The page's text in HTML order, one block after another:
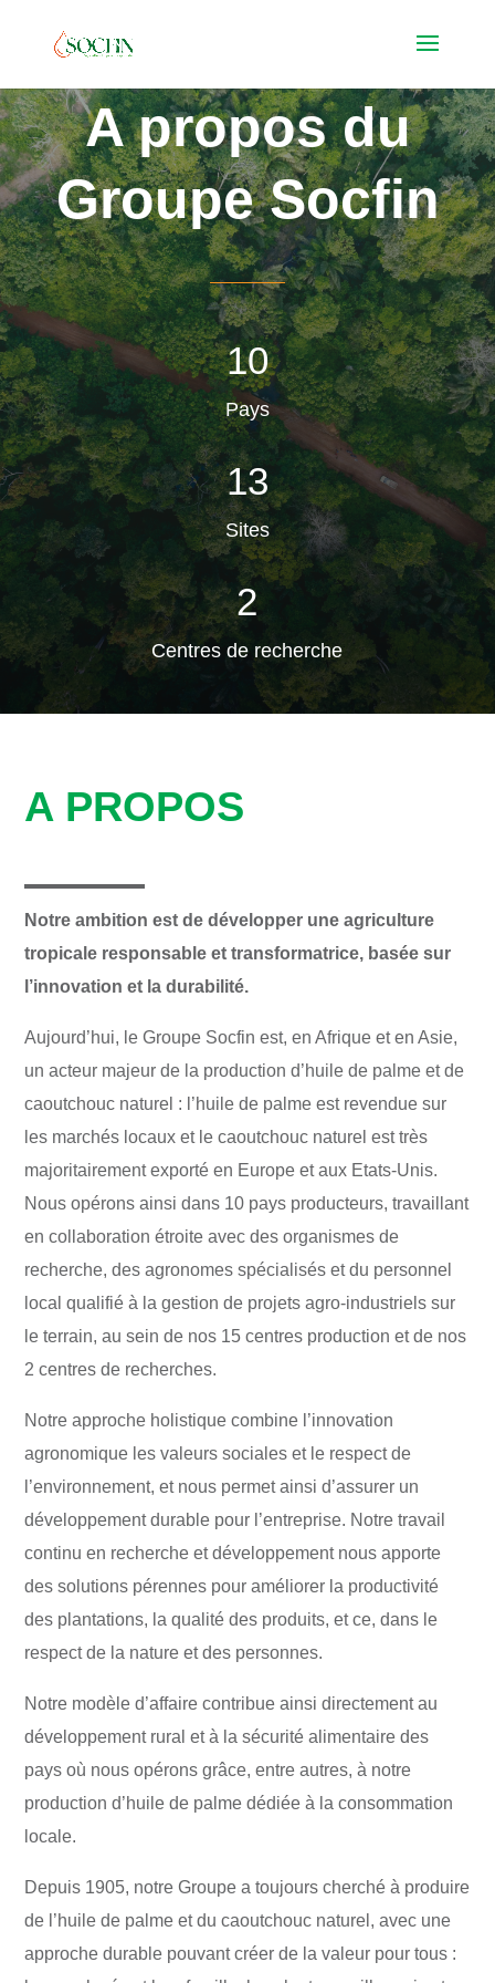
A propos du
Groupe Socfin
10
Pays
13
Sites
2
Centres de recherche
A PROPOS
Notre ambition est de développer une agriculture
tropicale responsable et transformatrice, basée sur
l’innovation et la durabilité.
Aujourd’hui, le Groupe Socfin est, en Afrique et en Asie,
un acteur majeur de la production d’huile de palme et de
caoutchouc naturel : l’huile de palme est revendue sur
les marchés locaux et le caoutchouc naturel est très
majoritairement exporté en Europe et aux Etats-Unis.
Nous opérons ainsi dans 10 pays producteurs, travaillant
en collaboration étroite avec des organismes de
recherche, des agronomes spécialisés et du personnel
local qualifié à la gestion de projets agro-industriels sur
le terrain, au sein de nos 15 centres production et de nos
2 centres de recherches.
Notre approche holistique combine l’innovation
agronomique les valeurs sociales et le respect de
l’environnement, et nous permet ainsi d’assurer un
développement durable pour l’entreprise. Notre travail
continu en recherche et développement nous apporte
des solutions pérennes pour améliorer la productivité
des plantations, la qualité des produits, et ce, dans le
respect de la nature et des personnes.
Notre modèle d’affaire contribue ainsi directement au
développement rural et à la sécurité alimentaire des
pays où nous opérons grâce, entre autres, à notre
production d’huile de palme dédiée à la consommation
locale.
Depuis 1905, notre Groupe a toujours cherché à produire
de l’huile de palme et du caoutchouc naturel, avec une
approche durable pouvant créer de la valeur pour tous :